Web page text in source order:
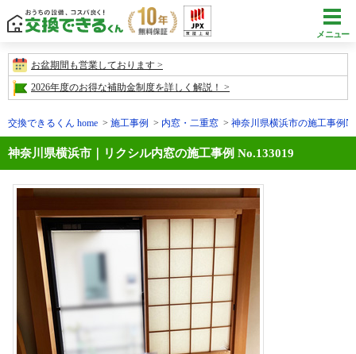
メニュー
お盆期間も営業しております
2026年度のお得な補助金制度を詳しく解説！
交換できるくん home 施工事例 内窓・二重窓 神奈川県横浜市の施工事例
神奈川県横浜市｜リクシル内窓の施工事例 No.133019